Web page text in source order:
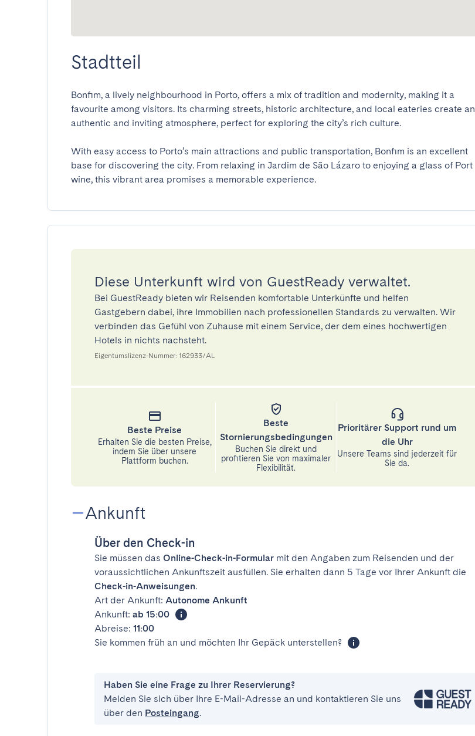
Stadtteil
Bonfim, a lively neighbourhood in Porto, offers a mix of tradition and modernity, making it a
favourite among visitors. Its charming streets, historic architecture, and local eateries create an
authentic and inviting atmosphere, perfect for exploring the city’s rich culture.
With easy access to Porto’s main attractions and public transportation, Bonfim is an excellent
base for discovering the city. From relaxing in Jardim de São Lázaro to enjoying a glass of Port
wine, this vibrant area promises a memorable experience.
Diese Unterkunft wird von GuestReady verwaltet.
Bei GuestReady bieten wir Reisenden komfortable Unterkünfte und helfen
Gastgebern dabei, ihre Immobilien nach professionellen Standards zu verwalten. Wir
verbinden das Gefühl von Zuhause mit einem Service, der dem eines hochwertigen
Hotels in nichts nachsteht.
Eigentumslizenz-Nummer: 162933/AL
Beste Preise
Erhalten Sie die besten Preise,
indem Sie über unsere
Plattform buchen.
Beste
Stornierungsbedingungen
Buchen Sie direkt und
profitieren Sie von maximaler
Flexibilität.
Prioritärer Support rund um
die Uhr
Unsere Teams sind jederzeit für
Sie da.
Ankunft
Über den Check-in
Sie müssen das Online-Check-in-Formular mit den Angaben zum Reisenden und der
voraussichtlichen Ankunftszeit ausfüllen. Sie erhalten dann 5 Tage vor Ihrer Ankunft die
Check-in-Anweisungen.
Art der Ankunft: Autonome Ankunft
Ankunft: ab 15:00
Abreise: 11:00
Sie kommen früh an und möchten Ihr Gepäck unterstellen?
Haben Sie eine Frage zu Ihrer Reservierung?
Melden Sie sich über Ihre E-Mail-Adresse an und kontaktieren Sie uns
über den Posteingang.